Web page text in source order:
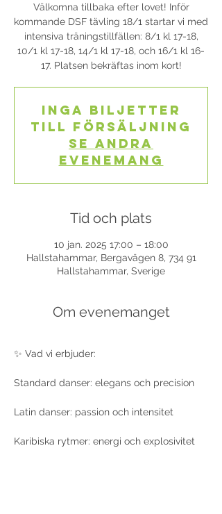
Välkomna tillbaka efter lovet! Inför
kommande DSF tävling 18/1 startar vi med
intensiva träningstillfällen: 8/1 kl 17-18,
10/1 kl 17-18, 14/1 kl 17-18, och 16/1 kl 16-
17. Platsen bekräftas inom kort!
Inga biljetter
till försäljning
Se andra
evenemang
Tid och plats
10 jan. 2025 17:00 – 18:00
Hallstahammar, Bergavägen 8, 734 91
Hallstahammar, Sverige
Om evenemanget
✨ Vad vi erbjuder:
Standard danser: elegans och precision
Latin danser: passion och intensitet
Karibiska rytmer: energi och explosivitet